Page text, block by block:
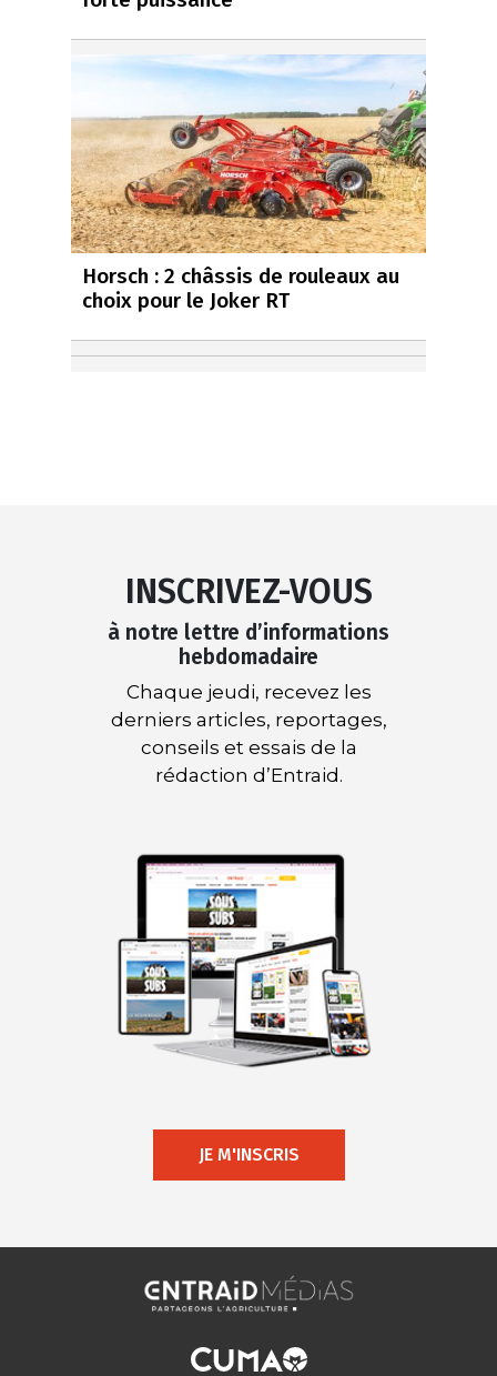
Horsch : 2 châssis de rouleaux au
choix pour le Joker RT
INSCRIVEZ-VOUS
à notre lettre d’informations
hebdomadaire
Chaque jeudi, recevez les
derniers articles, reportages,
conseils et essais de la
rédaction d’Entraid.
JE M'INSCRIS